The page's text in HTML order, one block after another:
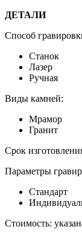
ДЕТАЛИ
Способ
Станок
Лазер
Ручная
Виды камней:
Мрамор
Гранит
Срок
Параметры
Стандарт
Стоимость: